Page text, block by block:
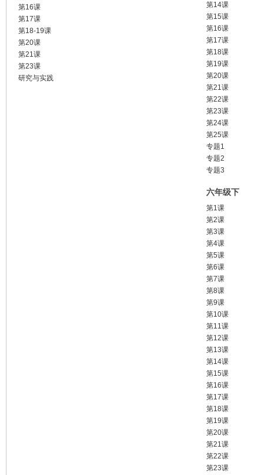
第16课
第17课
第18-19课
第20课
第21课
第23课
研究与实践
第14课
第15课
第16课
第17课
第18课
第19课
第20课
第21课
第22课
第23课
第24课
第25课
专题1
专题2
专题3
六年级下
第1课
第2课
第3课
第4课
第5课
第6课
第7课
第8课
第9课
第10课
第11课
第12课
第13课
第14课
第15课
第16课
第17课
第18课
第19课
第20课
第21课
第22课
第23课